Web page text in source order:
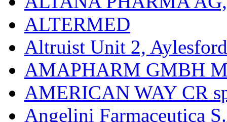
ALTERMED
Altruist Unit 2, Aylesford
AMAPHARM GMBH
AMERICAN WAY CR
Angelini Farmaceutica